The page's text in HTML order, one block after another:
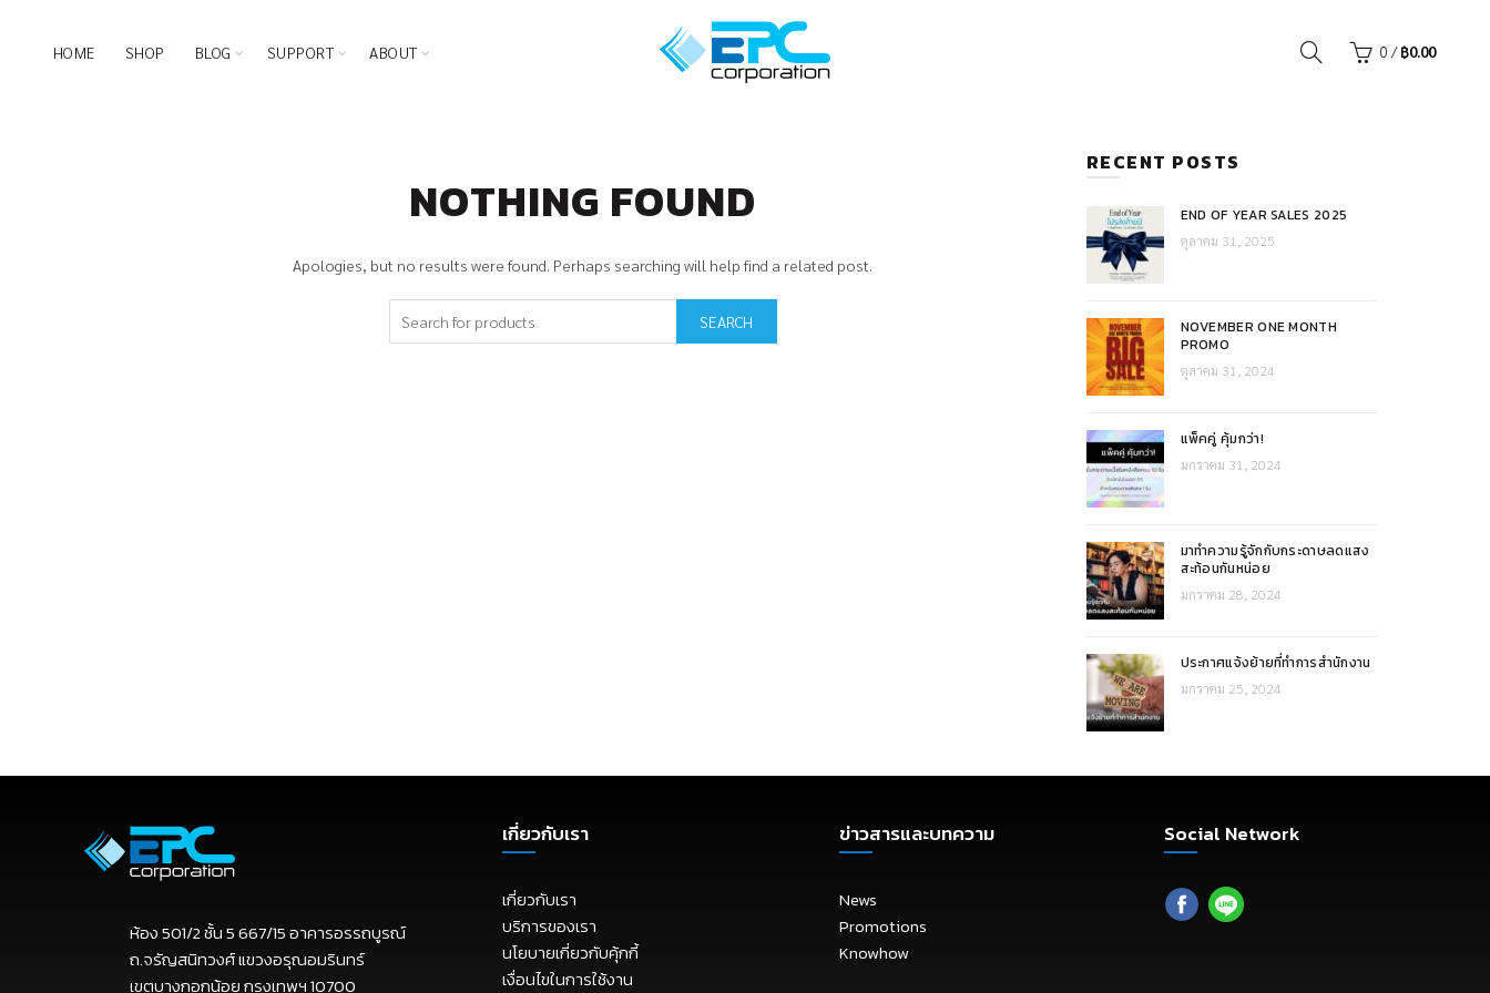
HOME SHOP BLOG SUPPORT ABOUT 0 / ฿0.00
NOTHING FOUND
Apologies, but no results were found. Perhaps searching will help find a related post.
SEARCH
RECENT POSTS
END OF YEAR SALES 2025
ตุลาคม 31, 2025
NOVEMBER ONE MONTH
PROMO
ตุลาคม 31, 2024
แพ็คคู่ คุ้มกว่า!
มกราคม 31, 2024
มาทำความรู้จักกับกระดาษลดแสง
สะท้อนกันหน่อย
มกราคม 28, 2024
ประกาศแจ้งย้ายที่ทำการสำนักงาน
มกราคม 25, 2024
ห้อง 501/2 ชั้น 5 667/15 อาคารอรรถบูรณ์
ถ.จรัญสนิทวงศ์ แขวงอรุณอมรินทร์
เขตบางกอกน้อย กรุงเทพฯ 10700
เกี่ยวกับเรา
เกี่ยวกับเรา
บริการของเรา
นโยบายเกี่ยวกับคุ้กกี้
เงื่อนไขในการใช้งาน
ข่าวสารและบทความ
News
Promotions
Knowhow
Social Network